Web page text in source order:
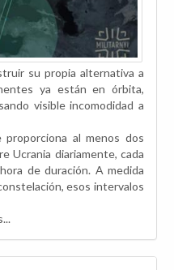
su propia alternativa a
ya están en órbita,
visible incomodidad a
al menos dos
Ucrania diariamente, cada
de duración. A medida
esos intervalos